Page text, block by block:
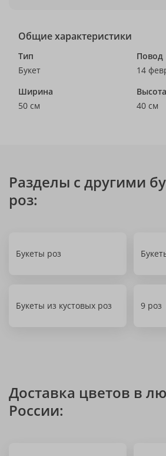
Общие характеристики
Тип
Букет
Повод
14
Ширина
50 см
Высота
40 см
Разделы с другими
роз:
Букеты роз
Букеты из кустовых роз 9 роз
Доставка цветов в
России: